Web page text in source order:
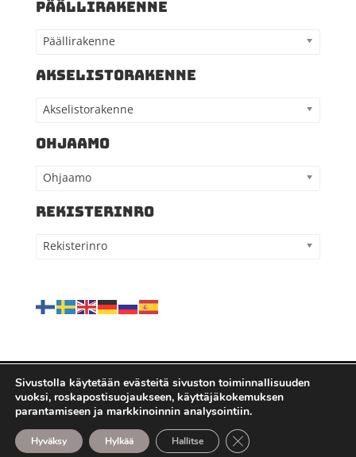
PÄÄLLIRAKENNE
Päällirakenne
AKSELISTORAKENNE
Akselistorakenne
OHJAAMO
Ohjaamo
REKISTERINRO
Rekisterinro
Kaikki oikeudet pidätetään - Kauppilan
autohajottamo Oy |
Tietosuojaseloste
toteutus - Mojovagroup.com - Mediaa maalta
Sivustolla käytetään evästeitä sivuston toiminnallisuuden
vuoksi, roskapostisuojaukseen, käyttäjäkokemuksen
parantamiseen ja markkinoinnin analysointiin.
Hyväksy Hylkää Hallitse Sulje evästebanneri